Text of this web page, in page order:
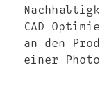
CAD
an den
einer